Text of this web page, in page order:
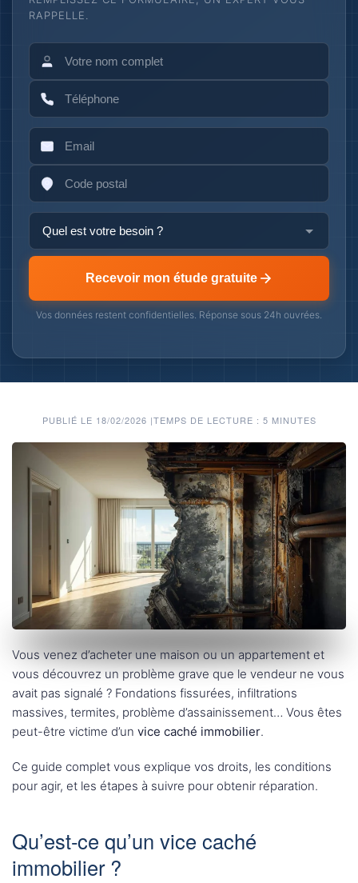
RAPPELLE.
Recevoir mon étude gratuite
Vos données restent confidentielles. Réponse sous 24h ouvrées.
PUBLIÉ LE 18/02/2026 |TEMPS DE LECTURE : 5 MINUTES
Vous venez d’acheter une maison ou un appartement et
vous découvrez un problème grave que le vendeur ne vous
avait pas signalé ? Fondations fissurées, infiltrations
massives, termites, problème d’assainissement… Vous êtes
peut-être victime d’un vice caché immobilier.
Ce guide complet vous explique vos droits, les conditions
pour agir, et les étapes à suivre pour obtenir réparation.
Qu’est-ce qu’un vice caché
immobilier ?